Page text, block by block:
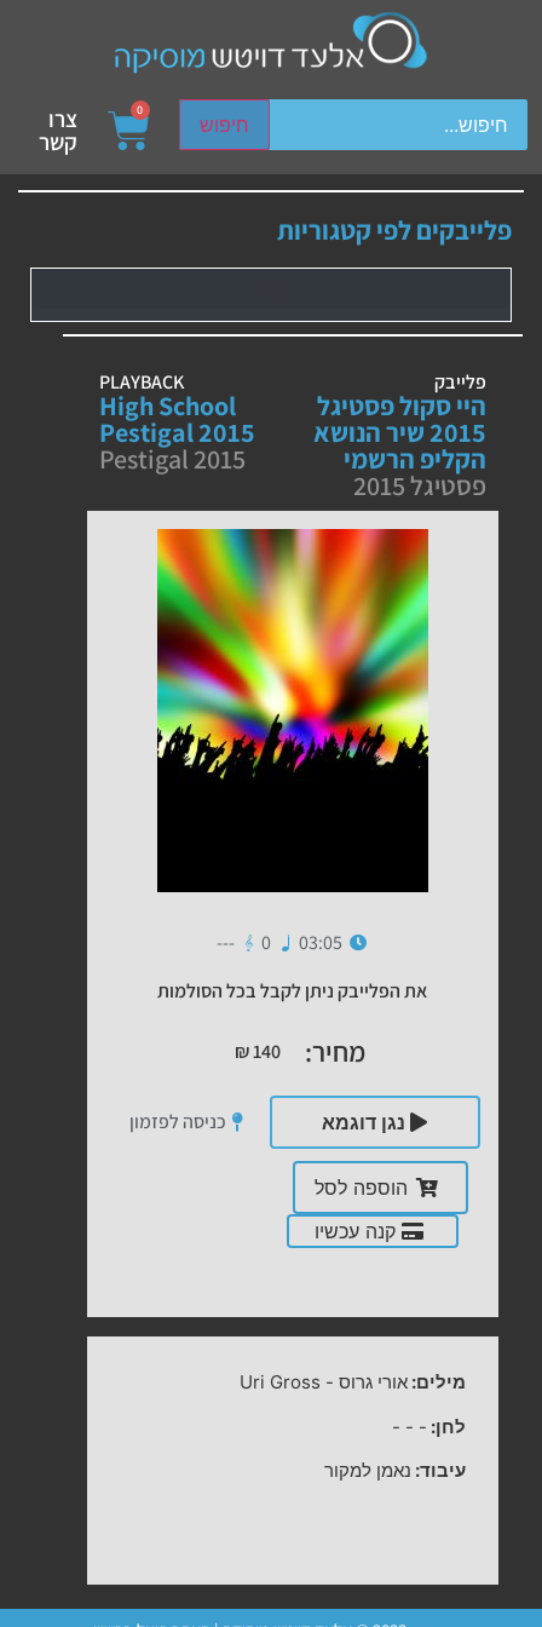
חיפוש
device users, explore by touch or with swipe gestures.
0 צרו
קשר
פלייבקים לפי קטגוריות
פלייבק
היי סקול פסטיגל
2015 שיר הנושא
הקליפ הרשמי
פסטיגל 2015
PLAYBACK
High School
Pestigal 2015
Pestigal 2015
03:05
0
---
את הפלייבק ניתן לקבל בכל הסולמות
מחיר: ₪140
נגן דוגמא כניסה לפזמון
הוספה לסל
קנה עכשיו
מילים:אורי גרוס -
Uri Gross
לחן: -
-
-
עיבוד: נאמן למקור